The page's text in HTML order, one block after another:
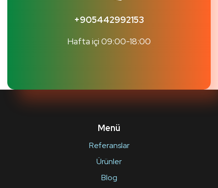
+905442992153
Hafta içi 09:00-18:00
Menü
Referanslar
Ürünler
Blog